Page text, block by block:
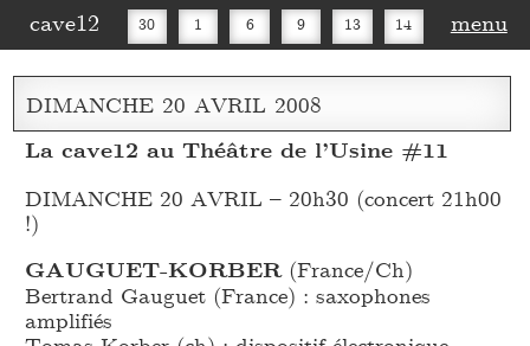
cave12 30 1 6 9 13 14
16 20 27 30
menu
DIMANCHE 20 AVRIL 2008
La cave12 au Théâtre de l’Usine #11
DIMANCHE 20 AVRIL – 20h30 (concert 21h00
!)
GAUGUET-KORBER(France/Ch)
Bertrand Gauguet (France) : saxophones
amplifiés